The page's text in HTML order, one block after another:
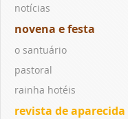
notícias
novena e festa
o santuário
pastoral
rainha hotéis
revista de aparecida